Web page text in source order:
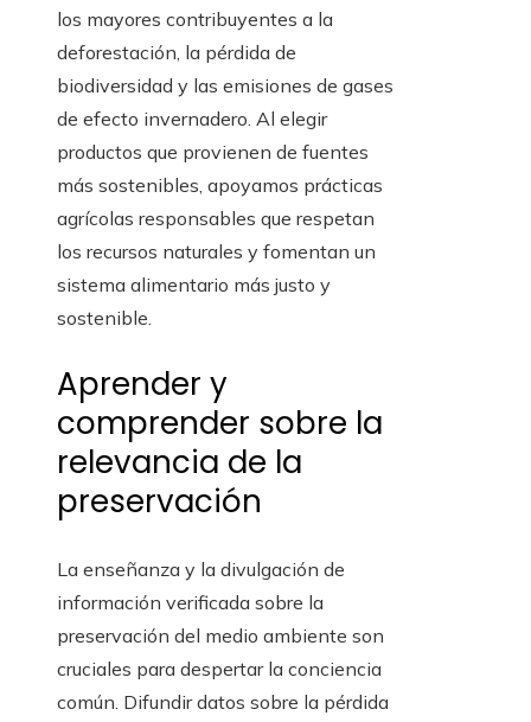
los mayores contribuyentes a la
deforestación, la pérdida de
biodiversidad y las emisiones de gases
de efecto invernadero. Al elegir
productos que provienen de fuentes
más sostenibles, apoyamos prácticas
agrícolas responsables que respetan
los recursos naturales y fomentan un
sistema alimentario más justo y
sostenible.
Aprender y
comprender sobre la
relevancia de la
preservación
La enseñanza y la divulgación de
información verificada sobre la
preservación del medio ambiente son
cruciales para despertar la conciencia
común. Difundir datos sobre la pérdida